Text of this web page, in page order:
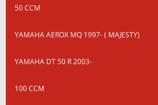
50 CCM
YAMAHA AEROX MQ 1997- ( MAJESTY)
YAMAHA DT 50 R 2003-
100 CCM